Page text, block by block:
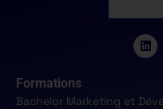
Formations
Bachelor Marketing et